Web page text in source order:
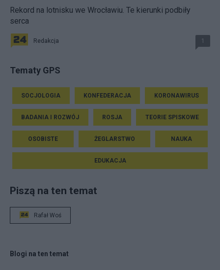
Rekord na lotnisku we Wrocławiu. Te kierunki podbiły
serca
Redakcja 1
Tematy GPS
SOCJOLOGIA KONFEDERACJA KORONAWIRUS
BADANIA I ROZWÓJ ROSJA TEORIE SPISKOWE
OSOBISTE ŻEGLARSTWO NAUKA
EDUKACJA
Piszą na ten temat
Rafał Woś
Blogi na ten temat